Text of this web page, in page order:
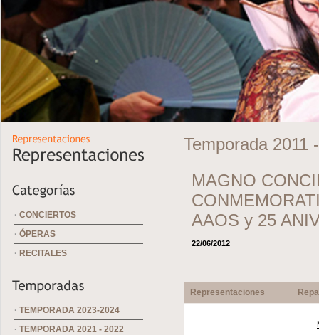
· CONCIERTOS
· ÓPERAS
· RECITALES
· TEMPORADA 2023-2024
· TEMPORADA 2021 - 2022
Temporada 2011
MAGNO
AAOS y 25
22/06/2012
Representaciones